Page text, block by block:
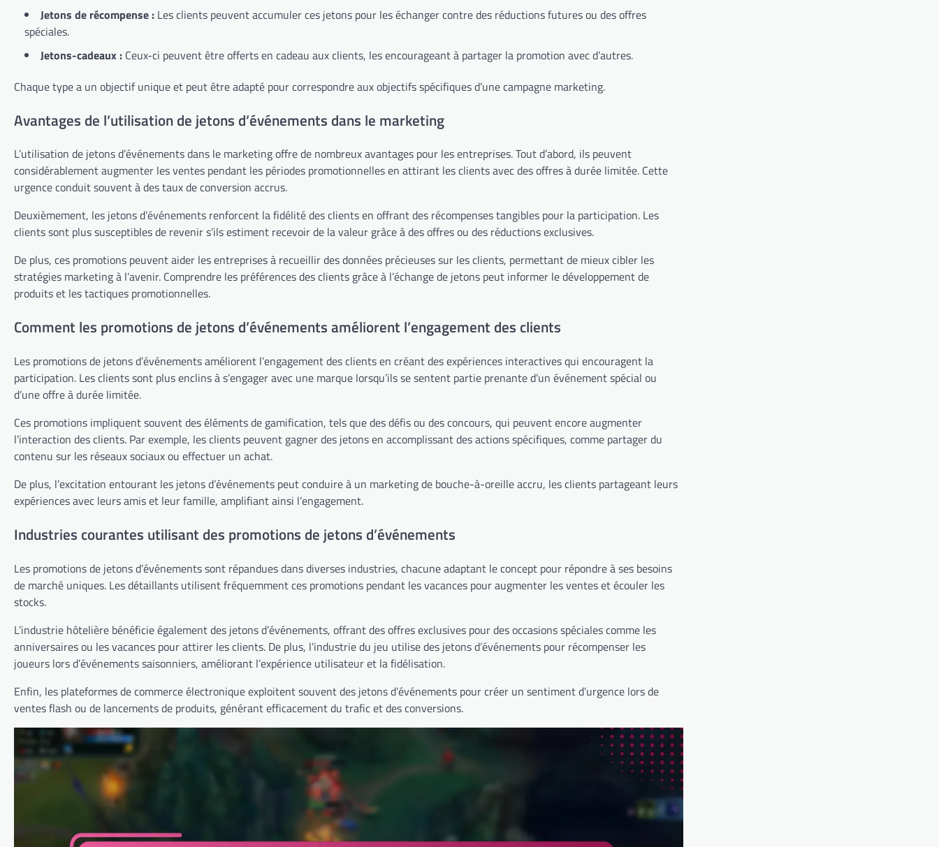
Jetons de récompense : Les clients peuvent accumuler ces jetons pour les échanger contre des réductions futures ou des offres
spéciales.
Jetons-cadeaux : Ceux-ci peuvent être offerts en cadeau aux clients, les encourageant à partager la promotion avec d’autres.
Chaque type a un objectif unique et peut être adapté pour correspondre aux objectifs spécifiques d’une campagne marketing.
Avantages de l’utilisation de jetons d’événements dans le marketing
L’utilisation de jetons d’événements dans le marketing offre de nombreux avantages pour les entreprises. Tout d’abord, ils peuvent
considérablement augmenter les ventes pendant les périodes promotionnelles en attirant les clients avec des offres à durée limitée. Cette
urgence conduit souvent à des taux de conversion accrus.
Deuxièmement, les jetons d’événements renforcent la fidélité des clients en offrant des récompenses tangibles pour la participation. Les
clients sont plus susceptibles de revenir s’ils estiment recevoir de la valeur grâce à des offres ou des réductions exclusives.
De plus, ces promotions peuvent aider les entreprises à recueillir des données précieuses sur les clients, permettant de mieux cibler les
stratégies marketing à l’avenir. Comprendre les préférences des clients grâce à l’échange de jetons peut informer le développement de
produits et les tactiques promotionnelles.
Comment les promotions de jetons d’événements améliorent l’engagement des clients
Les promotions de jetons d’événements améliorent l’engagement des clients en créant des expériences interactives qui encouragent la
participation. Les clients sont plus enclins à s’engager avec une marque lorsqu’ils se sentent partie prenante d’un événement spécial ou
d’une offre à durée limitée.
Ces promotions impliquent souvent des éléments de gamification, tels que des défis ou des concours, qui peuvent encore augmenter
l’interaction des clients. Par exemple, les clients peuvent gagner des jetons en accomplissant des actions spécifiques, comme partager du
contenu sur les réseaux sociaux ou effectuer un achat.
De plus, l’excitation entourant les jetons d’événements peut conduire à un marketing de bouche-à-oreille accru, les clients partageant leurs
expériences avec leurs amis et leur famille, amplifiant ainsi l’engagement.
Industries courantes utilisant des promotions de jetons d’événements
Les promotions de jetons d’événements sont répandues dans diverses industries, chacune adaptant le concept pour répondre à ses besoins
de marché uniques. Les détaillants utilisent fréquemment ces promotions pendant les vacances pour augmenter les ventes et écouler les
stocks.
L’industrie hôtelière bénéficie également des jetons d’événements, offrant des offres exclusives pour des occasions spéciales comme les
anniversaires ou les vacances pour attirer les clients. De plus, l’industrie du jeu utilise des jetons d’événements pour récompenser les
joueurs lors d’événements saisonniers, améliorant l’expérience utilisateur et la fidélisation.
Enfin, les plateformes de commerce électronique exploitent souvent des jetons d’événements pour créer un sentiment d’urgence lors de
ventes flash ou de lancements de produits, générant efficacement du trafic et des conversions.